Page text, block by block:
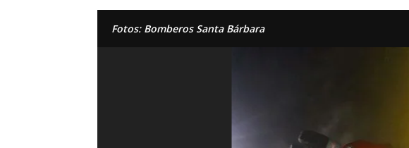
Fotos: Bomberos Santa Bárbara